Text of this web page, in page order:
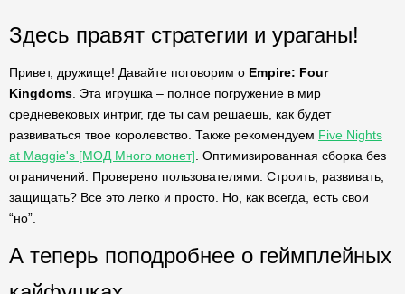
Здесь правят стратегии и ураганы!
Привет, дружище! Давайте поговорим о Empire: Four
Kingdoms . Эта игрушка – полное погружение в мир
средневековых интриг, где ты сам решаешь, как будет
развиваться твое королевство. Также рекомендуем Five Nights
at Maggie's [МОД Много монет] . Оптимизированная сборка без
ограничений. Проверено пользователями. Строить, развивать,
защищать? Все это легко и просто. Но, как всегда, есть свои
“но”.
А теперь поподробнее о геймплейных